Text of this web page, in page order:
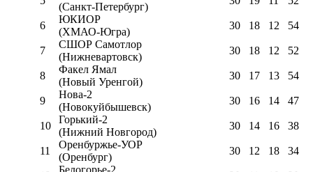
(Санкт-Петербург)
6
ЮКИОР
(ХМАО-Югра)
30 18 12 54
7
СШОР Самотлор
(Нижневартовск)
30 18 12 52
8
Факел Ямал
(Новый Уренгой)
30 17 13 54
9
Нова-2
(Новокуйбышевск)
30 16 14 47
10
Горький-2
(Нижний Новгород)
30 14 16 38
11
Оренбуржье-УОР
(Оренбург)
30 12 18 34
Белогорье-2